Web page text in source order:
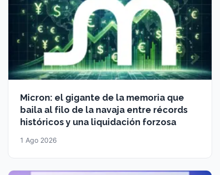
Micron: el gigante de la memoria que
baila al filo de la navaja entre récords
históricos y una liquidación forzosa
1 Ago 2026